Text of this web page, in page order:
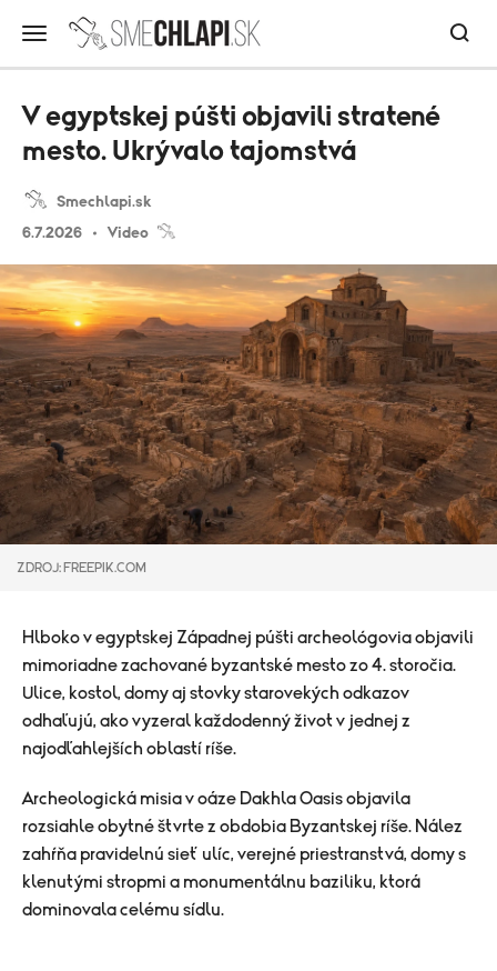
Smechlapi.sk
6.7.2026
Video
V egyptskej púšti objavili stratené
mesto. Ukrývalo tajomstvá
ZDROJ: FREEPIK.COM
Hlboko v egyptskej Západnej púšti archeológovia objavili
mimoriadne zachované byzantské mesto zo 4. storočia.
Ulice, kostol, domy aj stovky starovekých odkazov
odhaľujú, ako vyzeral každodenný život v jednej z
najodľahlejších oblastí ríše.
Archeologická misia v oáze Dakhla Oasisobjavila
rozsiahle obytné štvrte z obdobia Byzantskej ríše. Nález
zahŕňa pravidelnú sieť ulíc, verejné priestranstvá, domy s
klenutými stropmi a monumentálnu baziliku, ktorá
dominovala celému sídlu.